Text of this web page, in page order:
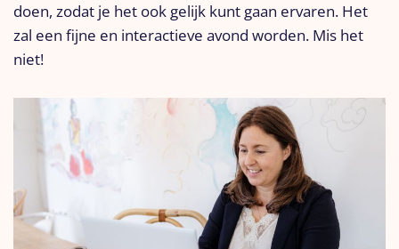
doen, zodat je het ook gelijk kunt gaan ervaren. Het
zal een fijne en interactieve avond worden. Mis het
niet!